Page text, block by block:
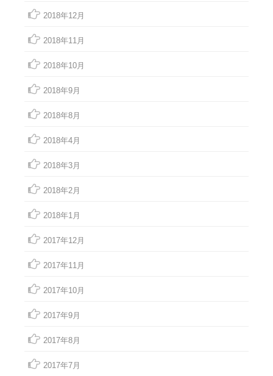
2018年12月
2018年11月
2018年10月
2018年9月
2018年8月
2018年4月
2018年3月
2018年2月
2018年1月
2017年12月
2017年11月
2017年10月
2017年9月
2017年8月
2017年7月